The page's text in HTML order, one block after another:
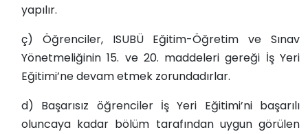
yapılır.
ç) Öğrenciler, ISUBÜ Eğitim-Öğretim ve Sınav
Yönetmeliğinin 15. ve 20. maddeleri gereği İş Yeri
Eğitimi’ne devam etmek zorundadırlar.
d) Başarısız öğrenciler İş Yeri Eğitimi’ni başarılı
oluncaya kadar bölüm tarafından uygun görülen